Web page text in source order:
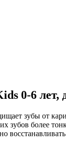
0-6 лет,
зубы от
зубов более